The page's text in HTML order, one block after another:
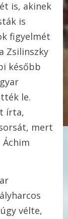
is, akinek
is
figyelmét
Zsilinszky
később
le.
írta,
mert
vélte,